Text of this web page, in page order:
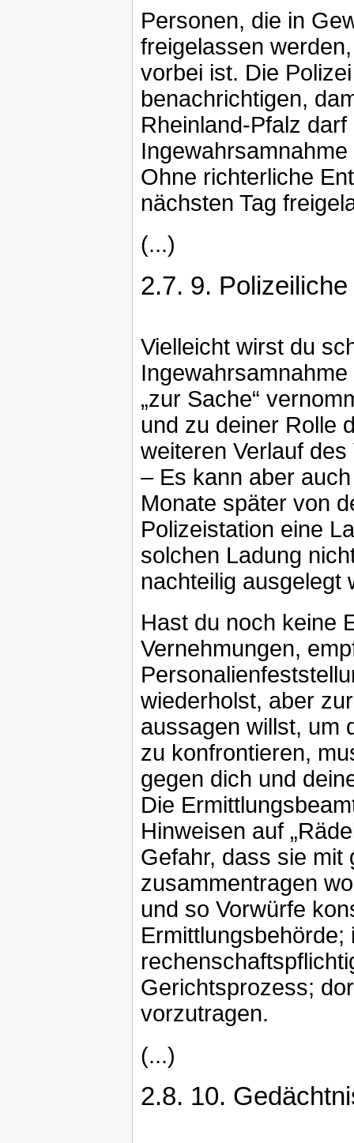
Personen, die in
freigelassen
vorbei ist. Die
benachrichtigen,
Rheinland-Pfalz
Ohne richterliche
nächsten Tag
(...)
2.7. 9.
Vielleicht wirst du
„zur Sache“
und zu deiner Rolle
weiteren Verlauf
– Es kann aber
Monate später von
Polizeistation eine
solchen Ladung
nachteilig ausgelegt
Hast du noch keine
Vernehmungen,
wiederholst, aber
aussagen willst, um
zu konfrontieren,
gegen dich und
Die
Hinweisen auf
Gefahr, dass sie mit
zusammentragen
und so Vorwürfe
Gerichtsprozess;
vorzutragen.
(...)
2.8. 10.